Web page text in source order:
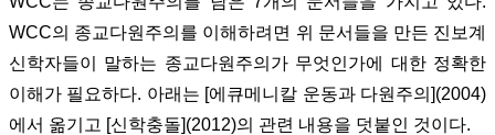
WCC의 종교다원주의를 이해하려면 위 문서들을 만든 진보계
신학자들이 말하는 종교다원주의가 무엇인가에 대한 정확한
이해가 필요하다. 아래는 [에큐메니칼 운동과 다원주의](2004)
에서 옮기고 [신학충돌](2012)의 관련 내용을 덧붙인 것이다.